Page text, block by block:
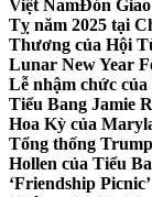
Việt NamĐón
Tỵ năm 2025 tại
Thương của Hội
Lunar New Year
Lễ nhậm chức
Tiểu Bang Jamie
Hoa Kỳ của
Tổng thống
Hollen của Tiểu
‘Friendship